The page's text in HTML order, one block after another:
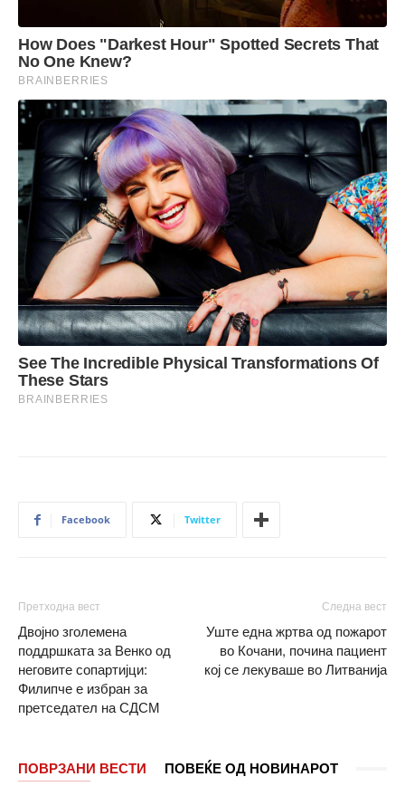
Facebook Twitter
Претходна вест
Двојно зголемена
поддршката за Венко од
неговите сопартијци:
Филипче е избран за
претседател на СДСМ
Следна вест
Уште една жртва од пожарот
во Кочани, почина пациент
кој се лекуваше во Литванија
ПОВРЗАНИ ВЕСТИ ПОВЕЌЕ ОД НОВИНАРОТ